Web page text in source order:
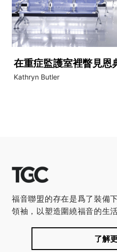
在重症監護室裡瞥見恩
Kathryn Butler
福音聯盟的存在是爲了裝備
領袖，以塑造圍繞福音的生
了解